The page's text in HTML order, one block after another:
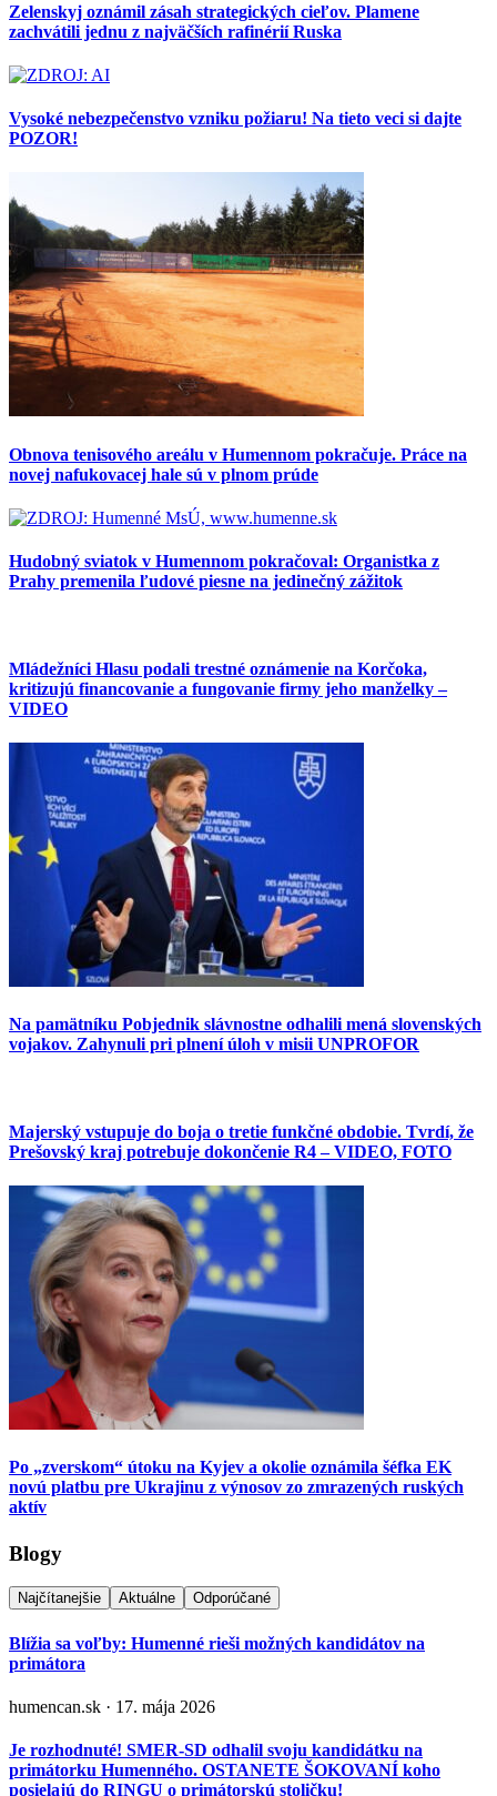
Zelenskyj oznámil zásah strategických cieľov. Plamene
zachvátili jednu z najväčších rafinérií Ruska
Vysoké nebezpečenstvo vzniku požiaru! Na tieto veci si dajte
POZOR!
Obnova tenisového areálu v Humennom pokračuje. Práce na
novej nafukovacej hale sú v plnom prúde
Hudobný sviatok v Humennom pokračoval: Organistka z
Prahy premenila ľudové piesne na jedinečný zážitok
Mládežníci Hlasu podali trestné oznámenie na Korčoka,
kritizujú financovanie a fungovanie firmy jeho manželky –
VIDEO
Na pamätníku Pobjednik slávnostne odhalili mená slovenských
vojakov. Zahynuli pri plnení úloh v misii UNPROFOR
Majerský vstupuje do boja o tretie funkčné obdobie. Tvrdí, že
Prešovský kraj potrebuje dokončenie R4 – VIDEO, FOTO
Po „zverskom“ útoku na Kyjev a okolie oznámila šéfka EK
novú platbu pre Ukrajinu z výnosov zo zmrazených ruských
aktív
Blogy
Najčítanejšie Aktuálne Odporúčané
Blížia sa voľby: Humenné rieši možných kandidátov na
primátora
humencan.sk · 17. mája 2026
Je rozhodnuté! SMER-SD odhalil svoju kandidátku na
primátorku Humenného. OSTANETE ŠOKOVANÍ koho
posielajú do RINGU o primátorskú stoličku!